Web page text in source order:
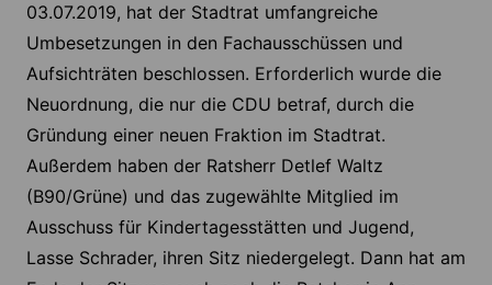
03.07.2019, hat der Stadtrat umfangreiche
Umbesetzungen in den Fachausschüssen und
Aufsichträten beschlossen. Erforderlich wurde die
Neuordnung, die nur die CDU betraf, durch die
Gründung einer neuen Fraktion im Stadtrat.
Außerdem haben der Ratsherr Detlef Waltz
(B90/Grüne) und das zugewählte Mitglied im
Ausschuss für Kindertagesstätten und Jugend,
Lasse Schrader, ihren Sitz niedergelegt. Dann hat am